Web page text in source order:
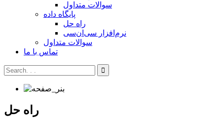
سوالات متداول
پایگاه داده
راه حل
نرم‌افزار سی‌ان‌سی
سوالات متداول
تماس با ما
راه حل